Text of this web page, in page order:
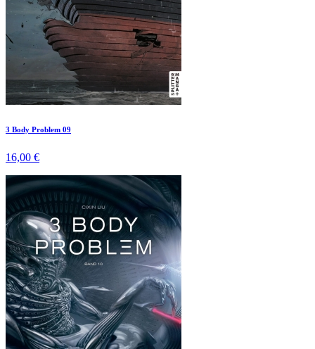
3 Body Problem 09
16,00 €